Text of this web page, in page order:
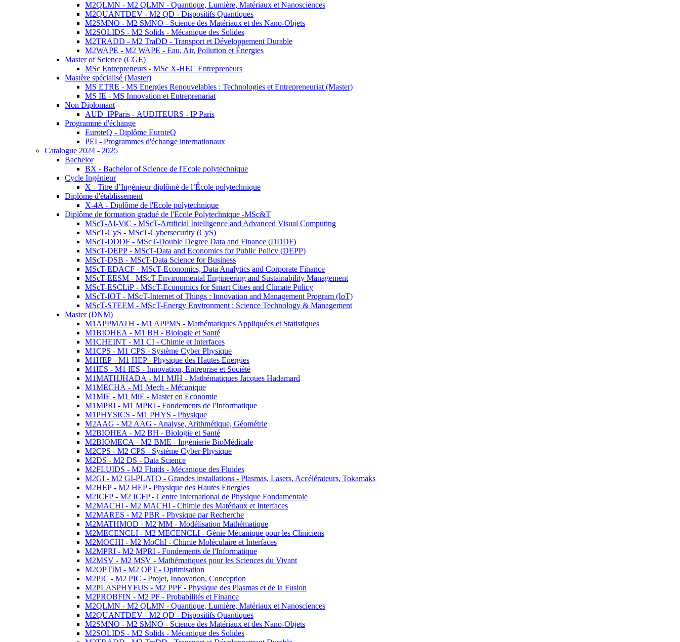
M2QLMN - M2 QLMN - Quantique, Lumière, Matériaux et Nanosciences
M2QUANTDEV - M2 QD - Dispositifs Quantiques
M2SMNO - M2 SMNO - Science des Matériaux et des Nano-Objets
M2SOLIDS - M2 Solids - Mécanique des Solides
M2TRADD - M2 TraDD - Transport et Développement Durable
M2WAPE - M2 WAPE - Eau, Air, Pollution et Énergies
Master of Science (CGE)
MSc Entrepreneurs - MSc X-HEC Entrepreneurs
Mastère spécialisé (Master)
MS ETRE - MS Energies Renouvelables : Technologies et Entrepreneuriat (Master)
MS IE - MS Innovation et Entreprenariat
Non Diplomant
AUD_IPParis - AUDITEURS - IP Paris
Programme d'échange
EuroteQ - Diplôme EuroteQ
PEI - Programmes d'échange internationaux
Catalogue 2024 - 2025
Bachelor
BX - Bachelor of Science de l'Ecole polytechnique
Cycle Ingénieur
X - Titre d’Ingénieur diplômé de l’École polytechnique
Diplôme d'établissement
X-4A - Diplôme de l'Ecole polytechnique
Diplôme de formation gradué de l'Ecole Polytechnique -MSc&T
MScT-AI-ViC - MScT-Artificial Intelligence and Advanced Visual Computing
MScT-CyS - MScT-Cybersecurity (CyS)
MScT-DDDF - MScT-Double Degree Data and Finance (DDDF)
MScT-DEPP - MScT-Data and Economics for Public Policy (DEPP)
MScT-DSB - MScT-Data Science for Business
MScT-EDACF - MScT-Economics, Data Analytics and Corporate Finance
MScT-EESM - MScT-Environmental Engineering and Sustainability Management
MScT-ESCLiP - MScT-Economics for Smart Cities and Climate Policy
MScT-IOT - MScT-Internet of Things : Innovation and Management Program (IoT)
MScT-STEEM - MScT-Energy Environment : Science Technology & Management
Master (DNM)
M1APPMATH - M1 APPMS - Mathématiques Appliquées et Statistiques
M1BIOHEA - M1 BH - Biologie et Santé
M1CHEINT - M1 CI - Chimie et Interfaces
M1CPS - M1 CPS - Système Cyber Physique
M1HEP - M1 HEP - Physique des Hautes Energies
M1IES - M1 IES - Innovation, Entreprise et Société
M1MATHJHADA - M1 MJH - Mathématiques Jacques Hadamard
M1MECHA - M1 Mech - Mécanique
M1MIE - M1 MiE - Master en Economie
M1MPRI - M1 MPRI - Fondements de l'Informatique
M1PHYSICS - M1 PHYS - Physique
M2AAG - M2 AAG - Analyse, Arithmétique, Géométrie
M2BIOHEA - M2 BH - Biologie et Santé
M2BIOMECA - M2 BME - Ingénierie BioMédicale
M2CPS - M2 CPS - Système Cyber Physique
M2DS - M2 DS - Data Science
M2FLUIDS - M2 Fluids - Mécanique des Fluides
M2GI - M2 GI-PLATO - Grandes installations - Plasmas, Lasers, Accélérateurs, Tokamaks
M2HEP - M2 HEP - Physique des Hautes Energies
M2ICFP - M2 ICFP - Centre International de Physique Fondamentale
M2MACHI - M2 MACHI - Chimie des Matériaux et Interfaces
M2MARES - M2 PBR - Physique par Recherche
M2MATHMOD - M2 MM - Modélisation Mathématique
M2MECENCLI - M2 MECENCLI - Génie Mécanique pour les Cliniciens
M2MOCHI - M2 MoChI - Chimie Moléculaire et Interfaces
M2MPRI - M2 MPRI - Fondements de l'Informatique
M2MSV - M2 MSV - Mathématiques pour les Sciences du Vivant
M2OPTIM - M2 OPT - Optimisation
M2PIC - M2 PIC - Projet, Innovation, Conception
M2PLASPHYFUS - M2 PPF - Physique des Plasmas et de la Fusion
M2PROBFIN - M2 PF - Probabilités et Finance
M2QLMN - M2 QLMN - Quantique, Lumière, Matériaux et Nanosciences
M2QUANTDEV - M2 QD - Dispositifs Quantiques
M2SMNO - M2 SMNO - Science des Matériaux et des Nano-Objets
M2SOLIDS - M2 Solids - Mécanique des Solides